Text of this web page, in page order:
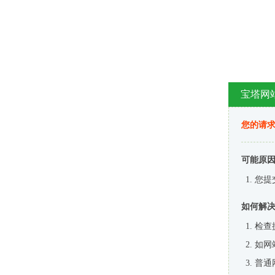
宝塔网
您的请
可能原
您提
如何解
检查
如网
普通